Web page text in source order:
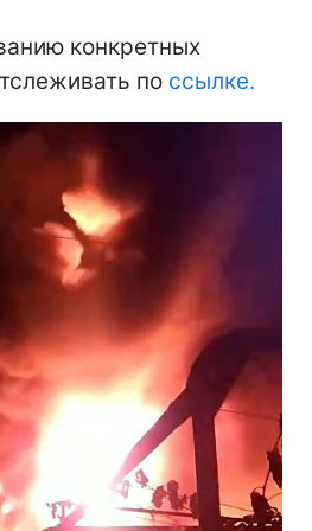
конкретных
по ссылке.